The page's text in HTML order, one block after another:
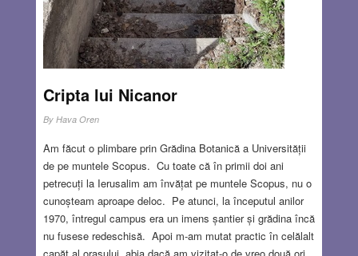
Cripta lui Nicanor
By Hava Oren
Am făcut o plimbare prin Grădina Botanică a Universității
de pe muntele Scopus. Cu toate că în primii doi ani
petrecuți la Ierusalim am învățat pe muntele Scopus, nu o
cunoșteam aproape deloc. Pe atunci, la începutul anilor
1970, întregul campus era un imens șantier și grădina încă
nu fusese redeschisă. Apoi m-am mutat practic în celălalt